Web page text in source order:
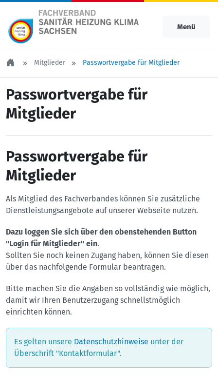
Menü
Mitglieder Passwortvergabe für Mitglieder
Passwortvergabe für
Mitglieder
Passwortvergabe für
Mitglieder
Als Mitglied des Fachverbandes können Sie zusätzliche
Dienstleistungsangebote auf unserer Webseite nutzen.
Dazu loggen Sie sich über den obenstehenden Button
"Login für Mitglieder" ein.
Sollten Sie noch keinen Zugang haben, können Sie diesen
über das nachfolgende Formular beantragen.
Bitte machen Sie die Angaben so vollständig wie möglich,
damit wir Ihren Benutzerzugang schnellstmöglich
einrichten können.
Es gelten unsere Datenschutzhinweise unter der
Überschrift "Kontaktformular".